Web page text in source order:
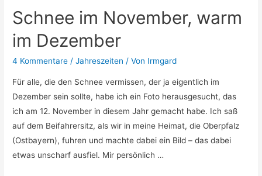
Schnee im November, warm
im Dezember
4 Kommentare /Jahreszeiten / Von Irmgard
Für alle, die den Schnee vermissen, der ja eigentlich im
Dezember sein sollte, habe ich ein Foto herausgesucht, das
ich am 12. November in diesem Jahr gemacht habe. Ich saß
auf dem Beifahrersitz, als wir in meine Heimat, die Oberpfalz
(Ostbayern), fuhren und machte dabei ein Bild – das dabei
etwas unscharf ausfiel. Mir persönlich …